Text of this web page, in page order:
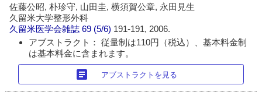
佐藤公昭, 朴珍守, 山田圭, 横須賀公章, 永田見生
久留米大学整形外科
久留米医学会雑誌 69 (5/6) 191-191, 2006.
アブストラクト： 従量制は110円（税込）、基本料金制
は基本料金に含まれます。
article アブストラクトを見る